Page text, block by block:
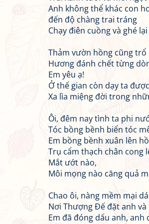
Anh không thể khác con
đến độ chàng trai tráng
Chạy điên cuồng và ghé
Thảm vườn hồng cũng
Hương đánh chết từng
Em yêu ạ!
Ở thế gian còn dạy ta
Xa lìa miệng đời trong
Ôi, đêm nay tình ta phi
Tóc bồng bềnh biển tóc
Em bồng bềnh xuân lên
Trụ cẩm thạch chân cong
Mắt ướt nào,
Môi mọng nào căng quả
Chao ôi, nàng mềm mại
Nơi Thượng Đế đặt anh
Em đã đóng dấu anh, anh